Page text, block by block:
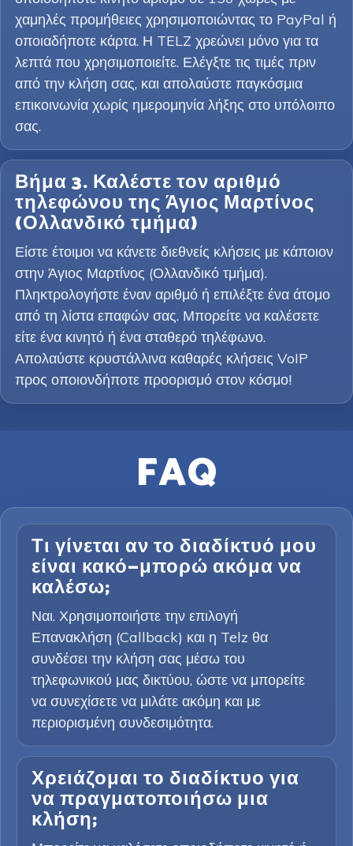
χαμηλές προμήθειες χρησιμοποιώντας το PayPal ή
οποιαδήποτε κάρτα. Η TELZ χρεώνει μόνο για τα
λεπτά που χρησιμοποιείτε. Ελέγξτε τις τιμές πριν
από την κλήση σας, και απολαύστε παγκόσμια
επικοινωνία χωρίς ημερομηνία λήξης στο υπόλοιπο
σας.
Βήμα 3. Καλέστε τον αριθμό
τηλεφώνου της Άγιος Μαρτίνος
(Ολλανδικό τμήμα)
Είστε έτοιμοι να κάνετε διεθνείς κλήσεις με κάποιον
στην Άγιος Μαρτίνος (Ολλανδικό τμήμα).
Πληκτρολογήστε έναν αριθμό ή επιλέξτε ένα άτομο
από τη λίστα επαφών σας. Μπορείτε να καλέσετε
είτε ένα κινητό ή ένα σταθερό τηλέφωνο.
Απολαύστε κρυστάλλινα καθαρές κλήσεις VoIP
προς οποιονδήποτε προορισμό στον κόσμο!
FAQ
Τι γίνεται αν το διαδίκτυό μου
είναι κακό—μπορώ ακόμα να
καλέσω;
Ναι. Χρησιμοποιήστε την επιλογή
Επανακλήση (Callback) και η Telz θα
συνδέσει την κλήση σας μέσω του
τηλεφωνικού μας δικτύου, ώστε να μπορείτε
να συνεχίσετε να μιλάτε ακόμη και με
περιορισμένη συνδεσιμότητα.
Χρειάζομαι το διαδίκτυο για
να πραγματοποιήσω μια
κλήση;